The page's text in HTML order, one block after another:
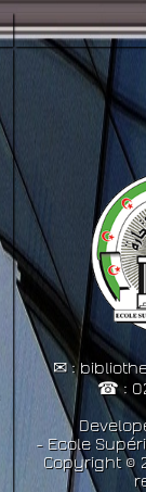
✉ :
☎ :
- Ecole
Copyright ©